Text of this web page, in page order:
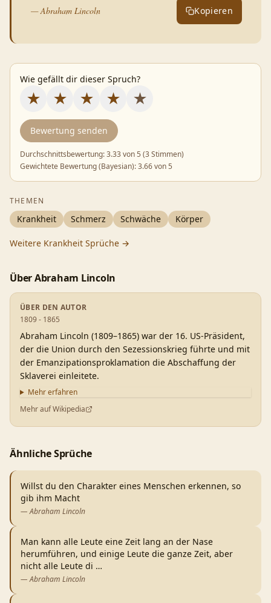
—Abraham Lincoln Kopieren
Wie gefällt dir dieser Spruch?
★ ★ ★ ★ ★
Bewertung senden
Durchschnittsbewertung:3.33von 5 (3 Stimmen)
Gewichtete Bewertung (Bayesian):3.66von 5
THEMEN
Krankheit Schmerz Schwäche Körper
Weitere Krankheit Sprüche →
ÜberAbraham Lincoln
ÜBER DEN AUTOR
1809 - 1865
Abraham Lincoln (1809–1865) war der 16. US-Präsident,
der die Union durch den Sezessionskrieg führte und mit
der Emanzipationsproklamation die Abschaffung der
Sklaverei einleitete.
Mehr erfahren
Mehr auf Wikipedia
Ähnliche Sprüche
Willst du den Charakter eines Menschen erkennen, so
gib ihm Macht
—Abraham Lincoln
Man kann alle Leute eine Zeit lang an der Nase
herumführen, und einige Leute die ganze Zeit, aber
nicht alle Leute di …
—Abraham Lincoln